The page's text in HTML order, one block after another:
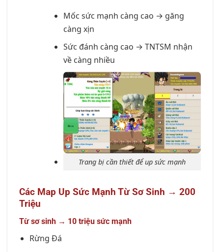
Mốc sức mạnh càng cao → găng
càng xịn
Sức đánh càng cao → TNTSM nhận
về càng nhiều
Trang bị cần thiết để up sức mạnh
Các Map Up Sức Mạnh Từ Sơ Sinh → 200
Triệu
Từ sơ sinh → 10 triệu sức mạnh
Rừng Đá